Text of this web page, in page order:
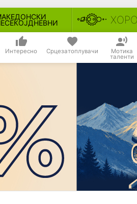
Интересно Срцезатоплувачи Мотика
таленти